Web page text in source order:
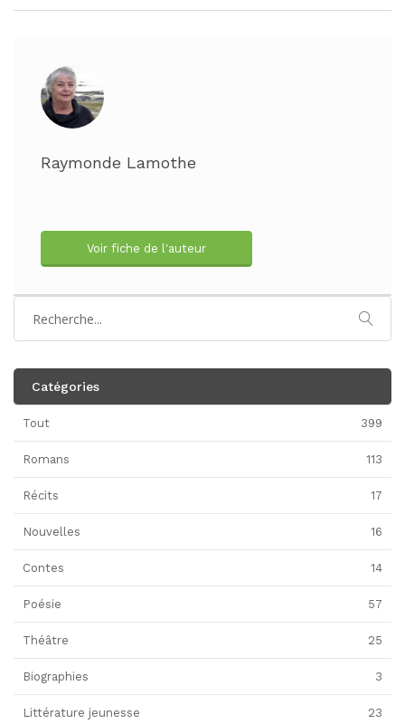
Raymonde Lamothe
Voir fiche de l'auteur
Catégories
Tout 399
Romans 113
Récits 17
Nouvelles 16
Contes 14
Poésie 57
Théâtre 25
Biographies 3
Littérature jeunesse 23